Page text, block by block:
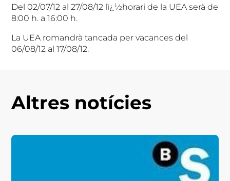
Del 02/07/12 al 27/08/12 lï¿½horari de la UEA serà de
8:00 h. a 16:00 h.
La UEA romandrà tancada per vacances del
06/08/12 al 17/08/12.
Altres notícies